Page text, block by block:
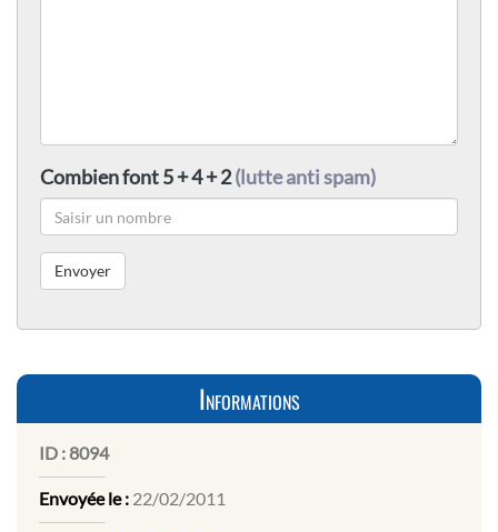
Combien font 5 + 4 + 2(lutte anti spam)
Informations
ID :8094
Envoyée le : 22/02/2011